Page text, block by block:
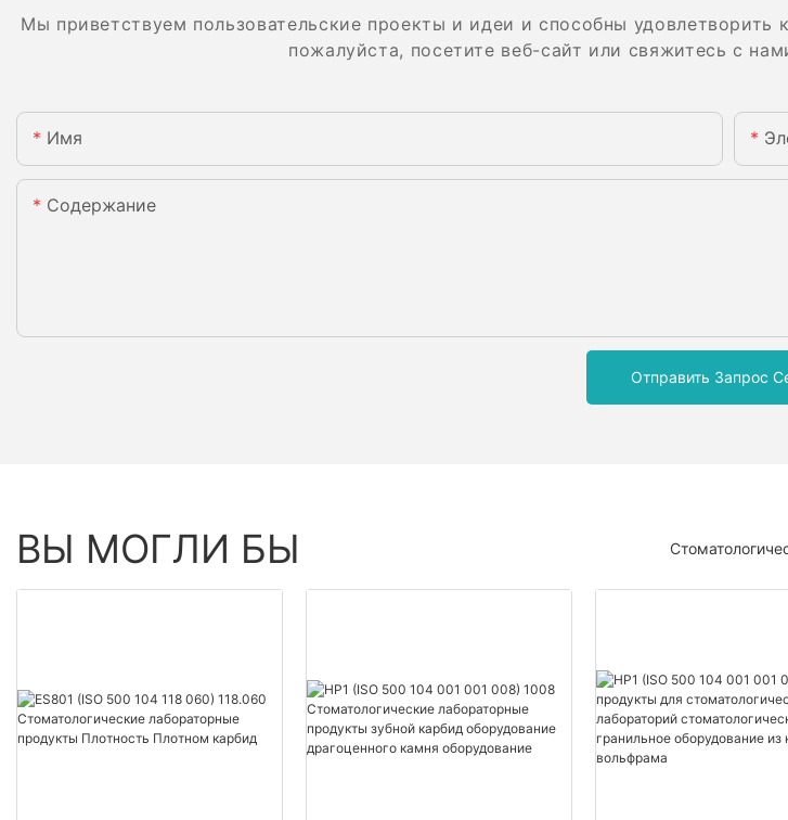
Мы приветствуем пользовательские проекты и идеи и способны
пожалуйста, посетите веб-сайт или свяжитесь с
Имя
Содержание
Отправить Запрос
ВЫ МОГЛИ БЫ